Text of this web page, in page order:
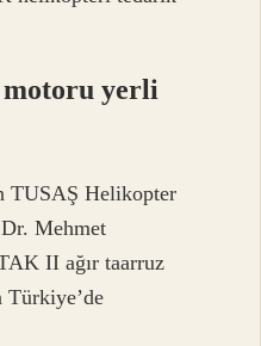
yerli
TUSAŞ Helikopter
Dr. Mehmet
II ağır taarruz